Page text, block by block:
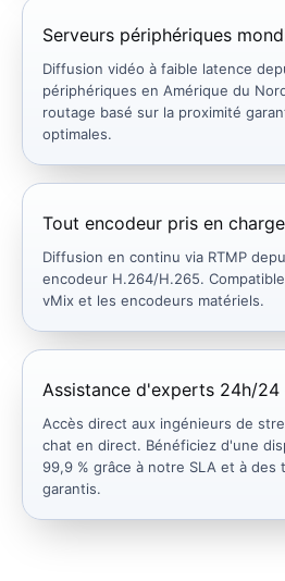
Serveurs périphériques
Diffusion vidéo à faible latence
périphériques en Amérique du
routage basé sur la proximité
optimales.
Tout encodeur pris en charge
Diffusion en continu via RTMP
encodeur H.264/H.265.
vMix et les encodeurs matériels.
Assistance d'experts 24h/24
Accès direct aux ingénieurs de
chat en direct. Bénéficiez d'une
99,9 % grâce à notre SLA et à des
garantis.